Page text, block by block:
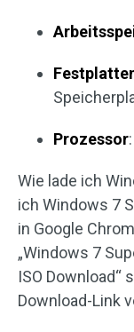
Prozessor
Wie lade ich
ich Windows 7
in Google
„Windows 7
ISO Download“
Download-Link